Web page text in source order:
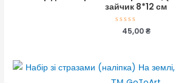
зайчик 8*12 см
Оцінено
45,00₴